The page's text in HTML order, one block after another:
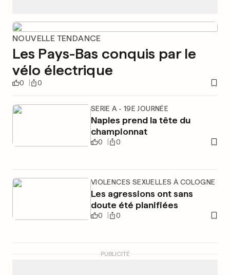
NOUVELLE TENDANCE
Les Pays-Bas conquis par le
vélo électrique
0 0
SERIE A - 19E JOURNÉE
Naples prend la tête du
championnat
0 0
VIOLENCES SEXUELLES À COLOGNE
Les agressions ont sans
doute été planifiées
0 0
PUBLICITÉ